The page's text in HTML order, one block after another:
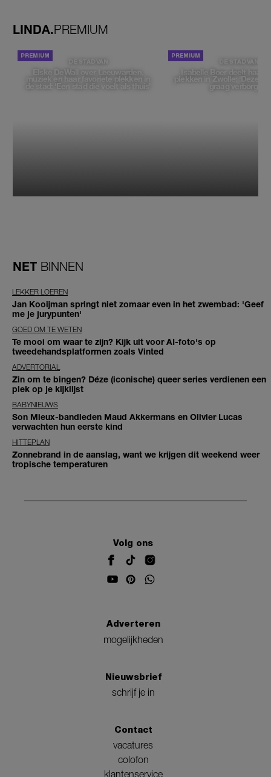
LINDA.PREMIUM
DE STAD VAN
Elske DeWall over Leeuwarden,
muziek en haar favoriete plekken in
de stad: 'Een stad die voelt als thuis'
DE STAD VAN
Isabelle Boer deelt haar
plekken in Zwolle: 'Deze
graag verborgen'
NET BINNEN
LEKKER LOEREN
Jan Kooijman springt niet zomaar even in het zwembad: 'Geef
me je jurypunten'
GOED OM TE WETEN
Te mooi om waar te zijn? Kijk uit voor AI-foto's op
tweedehandsplatformen zoals Vinted
ADVERTORIAL
Zin om te bingen? Déze (iconische) queer series verdienen een
plek op je kijklijst
BABYNIEUWS
Son Mieux-bandleden Maud Akkermans en Olivier Lucas
verwachten hun eerste kind
HITTEPLAN
Zonnebrand in de aanslag, want we krijgen dit weekend weer
tropische temperaturen
Volg ons
Adverteren
mogelijkheden
Nieuwsbrief
schrijf je in
Contact
vacatures
colofon
klantenservice